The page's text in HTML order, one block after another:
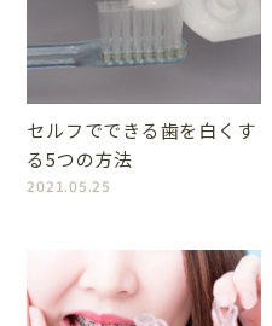
セルフでできる歯を白くす
る5つの方法
2021.05.25